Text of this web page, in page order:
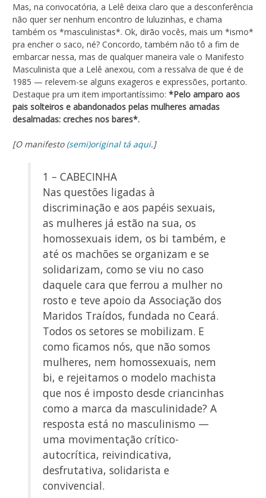
Mas, na convocatória, a Lelê deixa claro que a desconferência
não quer ser nenhum encontro de luluzinhas, e chama
também os *masculinistas*. Ok, dirão vocês, mais um *ismo*
pra encher o saco, né? Concordo, também não tô a fim de
embarcar nessa, mas de qualquer maneira vale o Manifesto
Masculinista que a Lelê anexou, com a ressalva de que é de
1985 — relevem-se alguns exageros e expressões, portanto.
Destaque pra um item importantíssimo: *Pelo amparo aos
pais solteiros e abandonados pelas mulheres amadas
desalmadas: creches nos bares*.
[O manifesto (semi)original tá aqui.]
1 – CABECINHA
Nas questões ligadas à
discriminação e aos papéis sexuais,
as mulheres já estão na sua, os
homossexuais idem, os bi também, e
até os machões se organizam e se
solidarizam, como se viu no caso
daquele cara que ferrou a mulher no
rosto e teve apoio da Associação dos
Maridos Traídos, fundada no Ceará.
Todos os setores se mobilizam. E
como ficamos nós, que não somos
mulheres, nem homossexuais, nem
bi, e rejeitamos o modelo machista
que nos é imposto desde criancinhas
como a marca da masculinidade? A
resposta está no masculinismo —
uma movimentação crítico-
autocrítica, reivindicativa,
desfrutativa, solidarista e
convivencial.